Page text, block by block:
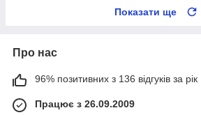
Показати ще
Про нас
96% позитивних з 136 відгуків за рік
Працює з 26.09.2009